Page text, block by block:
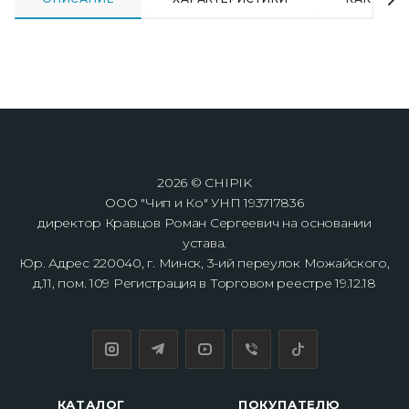
2026 © CHIPIK
ООО "Чип и Ко" УНП 193717836
директор Кравцов Роман Сергеевич на основании
устава.
Юр. Адрес 220040, г. Минск, 3-ий переулок Можайского,
д.11, пом. 109 Регистрация в Торговом реестре 19.12.18
КАТАЛОГ ПОКУПАТЕЛЮ